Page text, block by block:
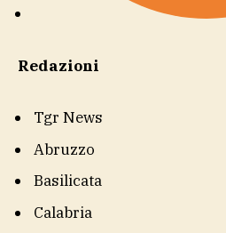
Redazioni
Tgr News
Abruzzo
Basilicata
Calabria